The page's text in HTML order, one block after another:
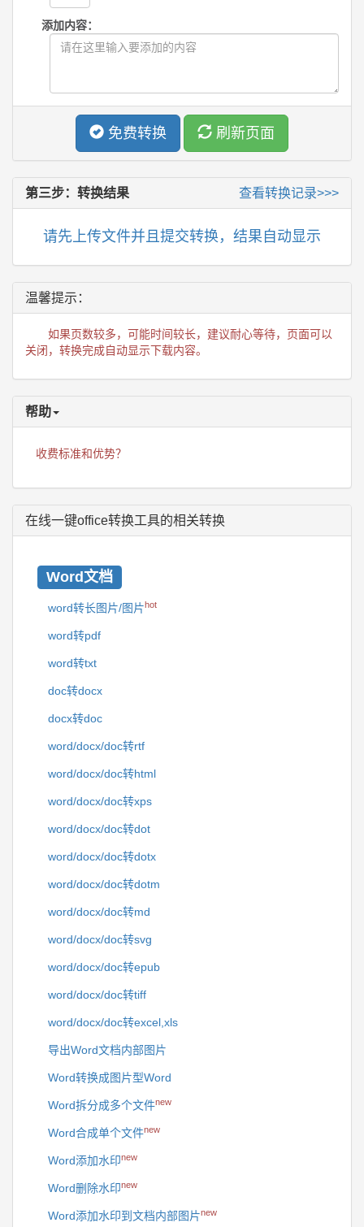
添加内容：
免费转换 刷新页面
第三步：转换结果 查看转换记录>>>
请先上传文件并且提交转换，结果自动显示
温馨提示：
如果页数较多，可能时间较长，建议耐心等待，页面可以
关闭，转换完成自动显示下载内容。
帮助
收费标准和优势？
在线一键office转换工具的相关转换
Word文档
word转长图片/图片hot
word转pdf
word转txt
doc转docx
docx转doc
word/docx/doc转rtf
word/docx/doc转html
word/docx/doc转xps
word/docx/doc转dot
word/docx/doc转dotx
word/docx/doc转dotm
word/docx/doc转md
word/docx/doc转svg
word/docx/doc转epub
word/docx/doc转tiff
word/docx/doc转excel,xls
导出Word文档内部图片
Word转换成图片型Word
Word拆分成多个文件new
Word合成单个文件new
Word添加水印new
Word删除水印new
Word添加水印到文档内部图片new